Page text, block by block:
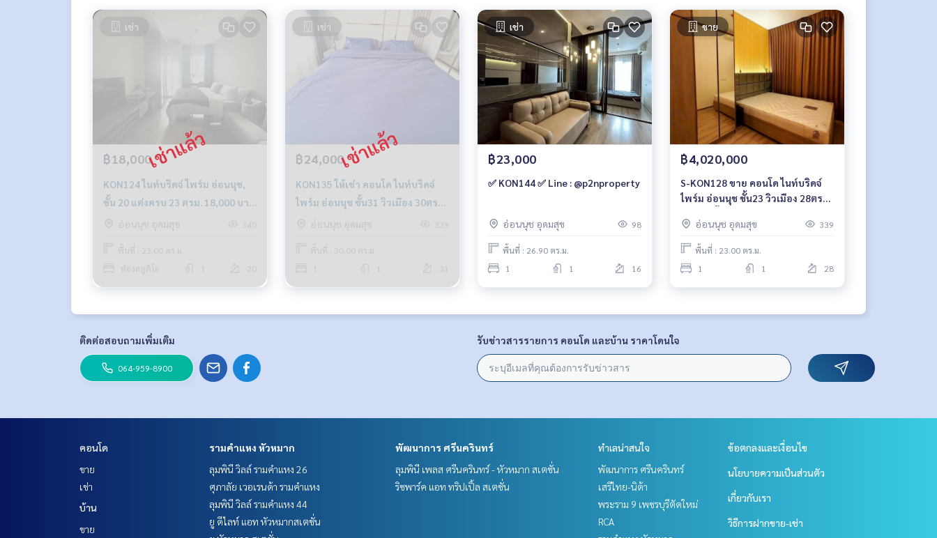
เช่า
฿18,000
KON124 ไนท์บริดจ์ ไพร์ม อ่อนนุช,
ชั้น 20 แต่งครบ 23 ตรม. 18,000 บาท
091-942-6249
อ่อนนุช อุดมสุข 340
พื้นที่ : 23.00 ตร.ม.
ห้องสตูดิโอ
20
เช่า
฿24,000
KON135 ให้เช่า คอนโด ไนท์บริดจ์
ไพร์ม อ่อนนุช ชั้น31 วิวเมือง 30ตรม.
1นอน 1น้ำ 24,000บ. 099-251-6615
อ่อนนุช อุดมสุข 339
พื้นที่ : 30.00 ตร.ม.
เช่า
฿23,000
✅ KON144 ✅ Line : @p2nproperty
อ่อนนุช อุดมสุข 98
พื้นที่ : 26.90 ตร.ม.
1
1 16
ขาย
฿4,020,000
S-KON128 ขาย คอนโด ไนท์บริดจ์
ไพร์ม อ่อนนุช ชั้น23 วิวเมือง 28ตรม.
อ่อนนุช อุดมสุข
339
พื้นที่ : 23.00 ตร.ม.
1
1 28
ติดต่อสอบถามเพิ่มเติม
064-959-8900
รับข่าวสารรายการ คอนโด และบ้าน ราคาโดนใจ
คอนโด
ขาย
เช่า
บ้าน
ขาย
รามคำแหง หัวหมาก
ลุมพินี วิลล์ รามคำแหง 26
ศุภาลัย เวอเรนด้า รามคำแหง
ลุมพินี วิลล์ รามคำแหง 44
ยู ดีไลท์ แอท หัวหมากสเตชั่น
พัฒนาการ ศรีนครินทร์
ลุมพินี เพลส ศรีนครินทร์ - หัวหมาก สเตชั่น
ริชพาร์ค แอท ทริปเปิ้ล สเตชั่น
ทำเลน่าสนใจ
พัฒนาการ ศรีนครินทร์
เสรีไทย-นิด้า
พระราม 9 เพชรบุรีตัดใหม่
RCA
ข้อตกลงและเงื่อนไข
นโยบายความเป็นส่วนตัว
เกี่ยวกับเรา
วิธีการฝากขาย-เช่า